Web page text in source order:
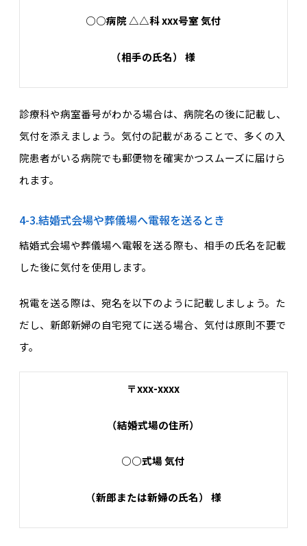
○○病院 △△科 xxx号室 気付
（相手の氏名） 様
診療科や病室番号がわかる場合は、病院名の後に記載し、
気付を添えましょう。気付の記載があることで、多くの入
院患者がいる病院でも郵便物を確実かつスムーズに届けら
れます。
4-3.結婚式会場や葬儀場へ電報を送るとき
結婚式会場や葬儀場へ電報を送る際も、相手の氏名を記載
した後に気付を使用します。
祝電を送る際は、宛名を以下のように記載しましょう。た
だし、新郎新婦の自宅宛てに送る場合、気付は原則不要で
す。
〒xxx-xxxx
（結婚式場の住所）
○○式場 気付
（新郎または新婦の氏名） 様